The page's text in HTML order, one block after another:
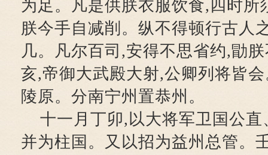
为足。凡是供朕衣服饮食,四时所
朕今手自减削。纵不得顿行古人
几。凡尔百司,安得不思省约,勖
亥,帝御大武殿大射,公卿列将皆
陵原。分南宁州置恭州。
十一月丁卯,以大将军卫国公
并为柱国。又以招为益州总管。